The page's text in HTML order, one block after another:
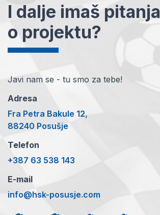
I dalje imaš pitanja
o projektu?
Javi nam se - tu smo za tebe!
Adresa
Fra Petra Bakule 12,
88240 Posušje
Telefon
+387 63 538 143
E-mail
info@hsk-posusje.com